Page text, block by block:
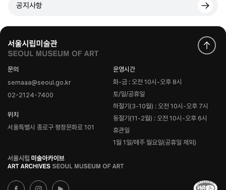
공지사항
문의
semaaa@seoul.go.kr
02-2124-7400
위치
서울특별시 종로구 평창문화로 101
운영시간
화-금 : 오전 10시-오후 8시
토/일/공휴일
하절기(3-10월) : 오전 10시-오후 7시
동절기(11-2월) : 오전 10시-오후 6시
휴관일
1월 1일/매주 월요일(공휴일 제외)
로
고